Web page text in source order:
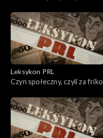
Leksykon PRL
Czyn społeczny, czyli za friko